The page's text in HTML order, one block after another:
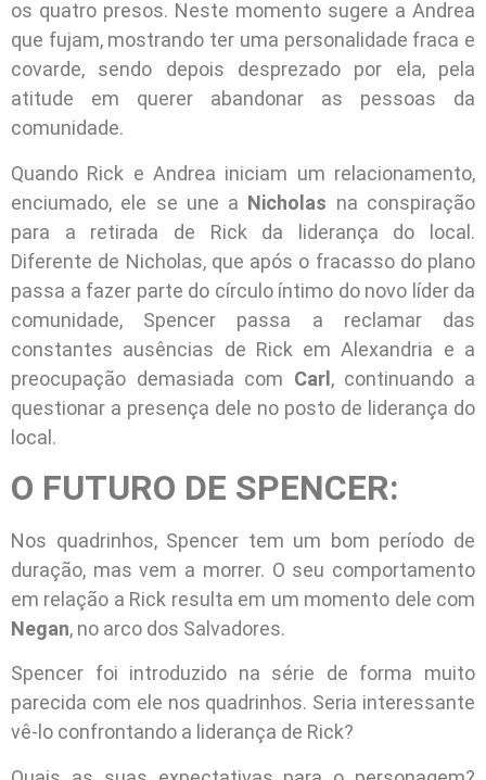
os quatro presos. Neste momento sugere a Andrea
que fujam, mostrando ter uma personalidade fraca e
covarde, sendo depois desprezado por ela, pela
atitude em querer abandonar as pessoas da
comunidade.
Quando Rick e Andrea iniciam um relacionamento,
enciumado, ele se une a Nicholas na conspiração
para a retirada de Rick da liderança do local.
Diferente de Nicholas, que após o fracasso do plano
passa a fazer parte do círculo íntimo do novo líder da
comunidade, Spencer passa a reclamar das
constantes ausências de Rick em Alexandria e a
preocupação demasiada com Carl, continuando a
questionar a presença dele no posto de liderança do
local.
O FUTURO DE SPENCER:
Nos quadrinhos, Spencer tem um bom período de
duração, mas vem a morrer. O seu comportamento
em relação a Rick resulta em um momento dele com
Negan, no arco dos Salvadores.
Spencer foi introduzido na série de forma muito
parecida com ele nos quadrinhos. Seria interessante
vê-lo confrontando a liderança de Rick?